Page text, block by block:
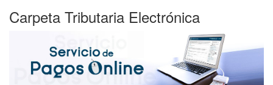
Carpeta Tributaria Electrónica